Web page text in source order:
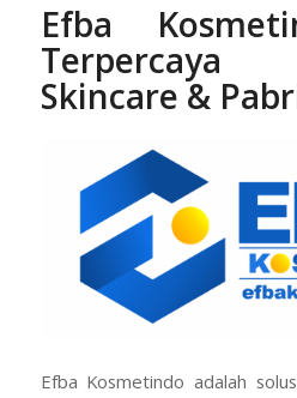
Efba
Skincare &
Efba Kosmetindo adalah